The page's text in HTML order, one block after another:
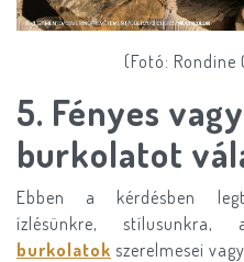
(Fotó:
​5. Fényes
burkolatot
Ebben a kérdésben
ízlésünkre,
burkolatok szerelmesei